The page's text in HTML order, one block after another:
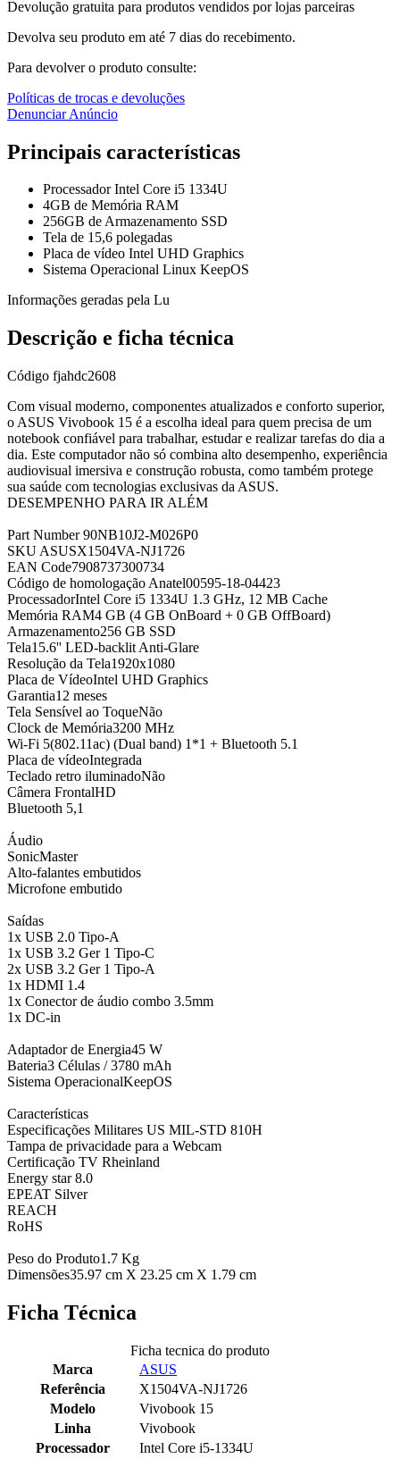
Devolução gratuita para produtos vendidos por lojas parceiras
Devolva seu produto em até 7 dias do recebimento.
Para devolver o produto consulte:
Políticas de trocas e devoluções
Denunciar Anúncio
Principais características
Processador Intel Core i5 1334U
4GB de Memória RAM
256GB de Armazenamento SSD
Tela de 15,6 polegadas
Placa de vídeo Intel UHD Graphics
Sistema Operacional Linux KeepOS
Informações geradas pela Lu
Descrição e ficha técnica
Código fjahdc2608
Com visual moderno, componentes atualizados e conforto superior,
o ASUS Vivobook 15 é a escolha ideal para quem precisa de um
notebook confiável para trabalhar, estudar e realizar tarefas do dia a
dia. Este computador não só combina alto desempenho, experiência
audiovisual imersiva e construção robusta, como também protege
sua saúde com tecnologias exclusivas da ASUS.
DESEMPENHO PARA IR ALÉM
Part Number 90NB10J2-M026P0
SKU ASUSX1504VA-NJ1726
EAN Code7908737300734
Código de homologação Anatel00595-18-04423
ProcessadorIntel Core i5 1334U 1.3 GHz, 12 MB Cache
Memória RAM4 GB (4 GB OnBoard + 0 GB OffBoard)
Armazenamento256 GB SSD
Tela15.6'' LED-backlit Anti-Glare
Resolução da Tela1920x1080
Placa de VídeoIntel UHD Graphics
Garantia12 meses
Tela Sensível ao ToqueNão
Clock de Memória3200 MHz
Wi-Fi 5(802.11ac) (Dual band) 1*1 + Bluetooth 5.1
Placa de vídeoIntegrada
Teclado retro iluminadoNão
Câmera FrontalHD
Bluetooth 5,1
Áudio
SonicMaster
Alto-falantes embutidos
Microfone embutido
Saídas
1x USB 2.0 Tipo-A
1x USB 3.2 Ger 1 Tipo-C
2x USB 3.2 Ger 1 Tipo-A
1x HDMI 1.4
1x Conector de áudio combo 3.5mm
1x DC-in
Adaptador de Energia45 W
Bateria3 Células / 3780 mAh
Sistema OperacionalKeepOS
Características
Especificações Militares US MIL-STD 810H
Tampa de privacidade para a Webcam
Certificação TV Rheinland
Energy star 8.0
EPEAT Silver
REACH
RoHS
Peso do Produto1.7 Kg
Dimensões35.97 cm X 23.25 cm X 1.79 cm
Ficha Técnica
Ficha tecnica do produto
Marca
ASUS
Referência
X1504VA-NJ1726
Modelo
Vivobook 15
Linha
Vivobook
Processador
Intel Core i5-1334U